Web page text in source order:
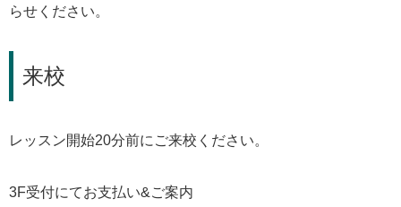
らせください。
来校
レッスン開始20分前にご来校ください。
3F受付にてお支払い&ご案内